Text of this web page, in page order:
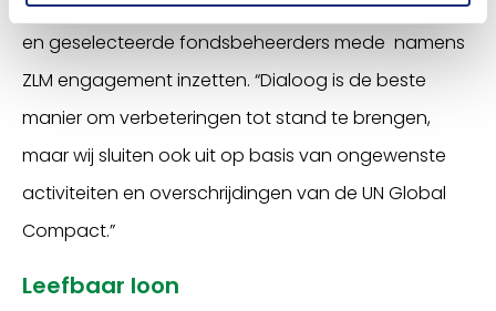
Adriaanse benadrukt dat de vermogensbeheerder
en geselecteerde fondsbeheerders mede namens
ZLM engagement inzetten. “Dialoog is de beste
manier om verbeteringen tot stand te brengen,
maar wij sluiten ook uit op basis van ongewenste
activiteiten en overschrijdingen van de UN Global
Compact.”
Leefbaar loon